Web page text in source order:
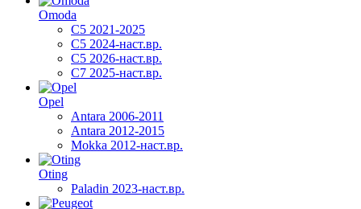
Omoda
C5 2021-2025
C5 2024-наст.вр.
C5 2026-наст.вр.
C7 2025-наст.вр.
Opel
Antara 2006-2011
Antara 2012-2015
Mokka 2012-наст.вр.
Oting
Paladin 2023-наст.вр.